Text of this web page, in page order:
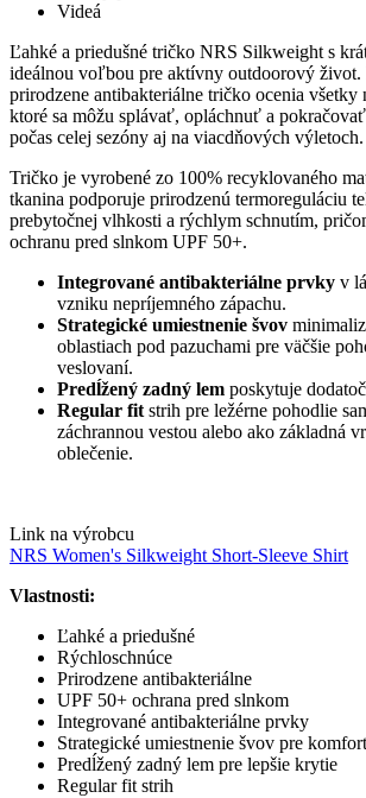
Videá
Ľahké a priedušné tričko NRS Silkweight s
ideálnou voľbou pre aktívny outdoorový život.
prirodzene antibakteriálne tričko ocenia všetky
ktoré sa môžu splávať, opláchnuť a
počas celej sezóny aj na viacdňových výletoch.
Tričko je vyrobené zo 100% recyklovaného
tkanina podporuje prirodzenú termoreguláciu
prebytočnej vlhkosti a rýchlym schnutím,
ochranu pred slnkom UPF 50+.
Integrované antibakteriálne prvky v
vzniku nepríjemného zápachu.
Strategické umiestnenie švov
oblastiach pod pazuchami pre väčšie
veslovaní.
Predĺžený zadný lem poskytuje
Regular fit strih pre ležérne pohodlie
záchrannou vestou alebo ako základná
oblečenie.
Link na výrobcu
NRS Women's Silkweight Short-Sleeve Shirt
Vlastnosti:
Ľahké a priedušné
Rýchloschnúce
Prirodzene antibakteriálne
UPF 50+ ochrana pred slnkom
Integrované antibakteriálne prvky
Strategické umiestnenie švov pre komfort
Predĺžený zadný lem pre lepšie krytie
Regular fit strih